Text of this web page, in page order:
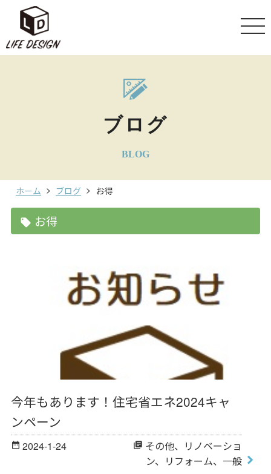
ブログ
BLOG
ホーム ブログ お得
local_offer お得
今年もあります！住宅省エネ2024キャ
ンペーン
date_range 2024-1-24 library_books その他、
リノベーショ
ン、 リフォーム、 一般